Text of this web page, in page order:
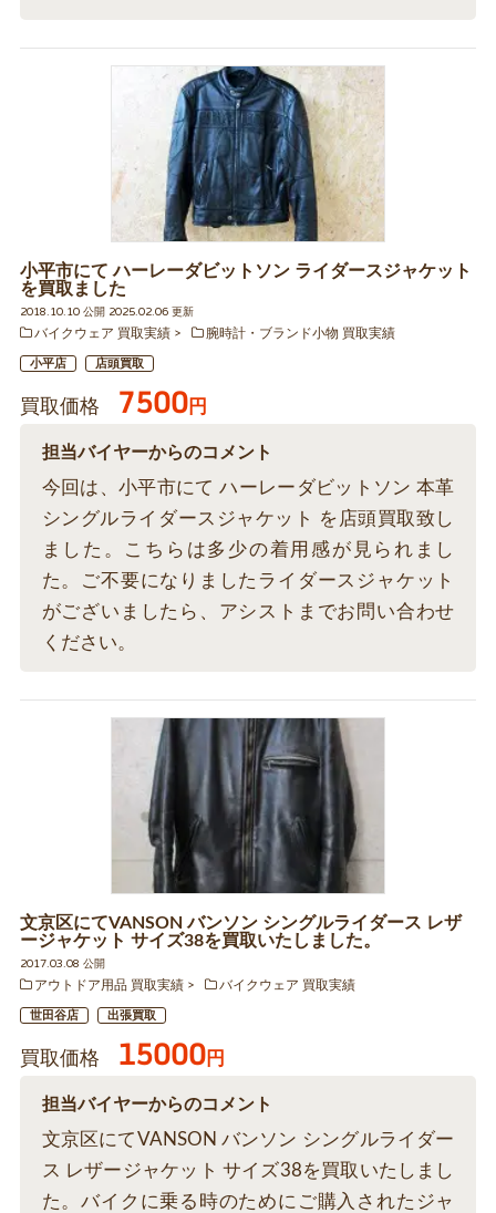
小平市にて ハーレーダビットソン ライダースジャケット
を買取ました
2018.10.10 公開 2025.02.06 更新
バイクウェア 買取実績
腕時計・ブランド小物 買取実績
小平店 店頭買取
買取価格 7500円
担当バイヤーからのコメント
今回は、小平市にて ハーレーダビットソン 本革
シングルライダースジャケット を店頭買取致し
ました。こちらは多少の着用感が見られまし
た。ご不要になりましたライダースジャケット
がございましたら、アシストまでお問い合わせ
ください。
文京区にてVANSON バンソン シングルライダース レザ
ージャケット サイズ38を買取いたしました。
2017.03.08 公開
アウトドア用品 買取実績
バイクウェア 買取実績
世田谷店 出張買取
買取価格 15000円
担当バイヤーからのコメント
文京区にてVANSON バンソン シングルライダー
ス レザージャケット サイズ38を買取いたしまし
た。バイクに乗る時のためにご購入されたジャ